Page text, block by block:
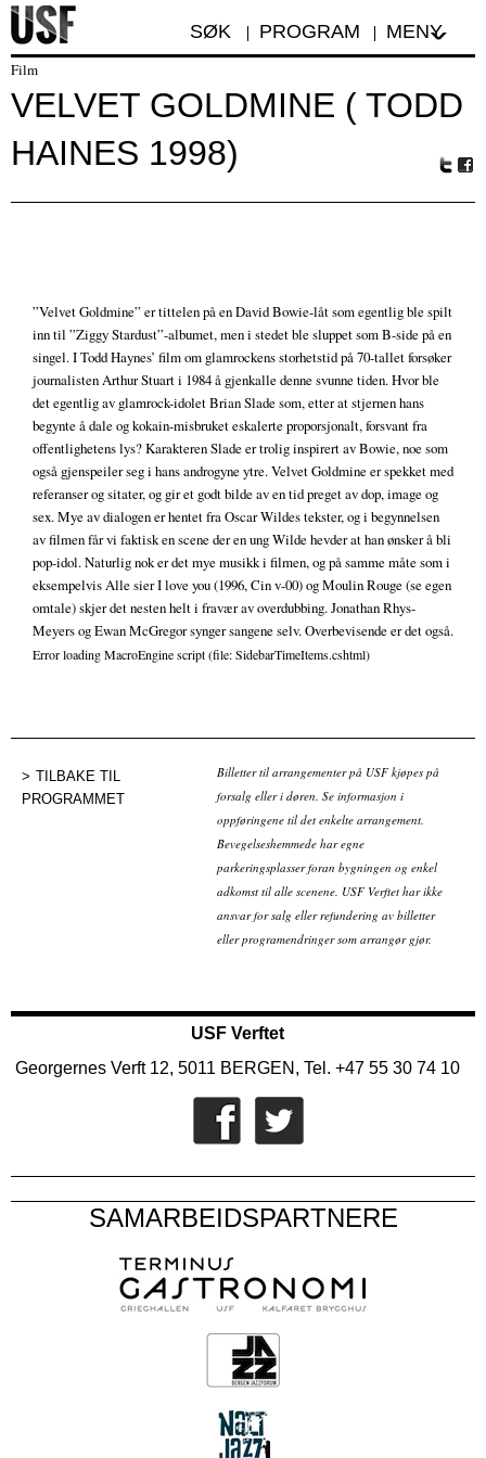
SØK PROGRAM MENY
Film
VELVET GOLDMINE ( TODD
HAINES 1998)
”Velvet Goldmine” er tittelen på en David Bowie-låt som egentlig ble spilt
inn til ”Ziggy Stardust”-albumet, men i stedet ble sluppet som B-side på en
singel. I Todd Haynes’ film om glamrockens storhetstid på 70-tallet forsøker
journalisten Arthur Stuart i 1984 å gjenkalle denne svunne tiden. Hvor ble
det egentlig av glamrock-idolet Brian Slade som, etter at stjernen hans
begynte å dale og kokain-misbruket eskalerte proporsjonalt, forsvant fra
offentlighetens lys? Karakteren Slade er trolig inspirert av Bowie, noe som
også gjenspeiler seg i hans androgyne ytre. Velvet Goldmine er spekket med
referanser og sitater, og gir et godt bilde av en tid preget av dop, image og
sex. Mye av dialogen er hentet fra Oscar Wildes tekster, og i begynnelsen
av filmen får vi faktisk en scene der en ung Wilde hevder at han ønsker å bli
pop-idol. Naturlig nok er det mye musikk i filmen, og på samme måte som i
eksempelvis Alle sier I love you (1996, Cin v-00) og Moulin Rouge (se egen
omtale) skjer det nesten helt i fravær av overdubbing. Jonathan Rhys-
Meyers og Ewan McGregor synger sangene selv. Overbevisende er det også.
Error loading MacroEngine script (file: SidebarTimeItems.cshtml)
TILBAKE TIL
PROGRAMMET
Billetter til arrangementer på USF kjøpes på
forsalg eller i døren. Se informasjon i
oppføringene til det enkelte arrangement.
Bevegelseshemmede har egne
parkeringsplasser foran bygningen og enkel
adkomst til alle scenene. USF Verftet har ikke
ansvar for salg eller refundering av billetter
eller programendringer som arrangør gjør.
USF Verftet
Georgernes Verft 12, 5011 BERGEN, Tel. +47 55 30 74 10
SAMARBEIDSPARTNERE